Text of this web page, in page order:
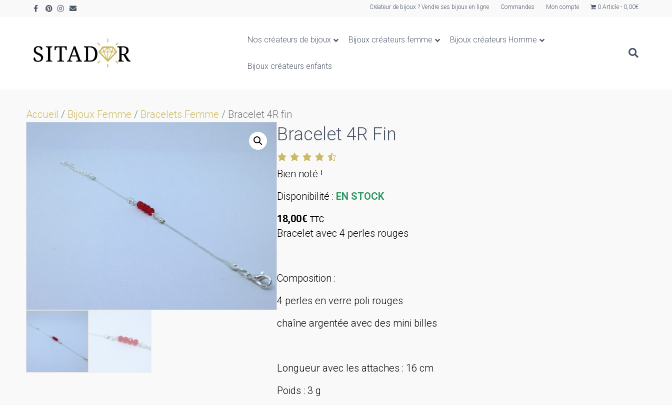
Facebook
PinterestInstagram
Email Créateur de bijoux ? Vendre ses bijoux en ligne Commandes Mon compte 0 Article 0,00€
Nos créateurs de bijoux Bijoux créateurs femme Bijoux créateurs Homme
Bijoux créateurs enfants
Accueil / Bijoux Femme / Bracelets Femme / Bracelet 4R fin
Bracelet 4R Fin
Bien noté !
Disponibilité : EN STOCK
18,00€ TTC
Bracelet avec 4 perles rouges
Composition :
4 perles en verre poli rouges
chaîne argentée avec des mini billes
Longueur avec les attaches : 16 cm
Poids : 3 g